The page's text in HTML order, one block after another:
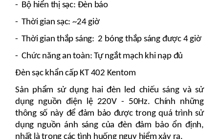
- Bộ hiển thị sạc: Đèn báo
- Thời gian sạc: ~24 giờ
- Thời gian thắp sáng: 2 bóng thắp sáng được 4 giờ
- Chức năng an toàn: Tự ngắt mạch khi nạp đủ
Đèn sạc khẩn cấp KT 402 Kentom
Sản phẩm sử dụng hai đèn led chiếu sáng và sử
dụng nguồn điện lệ 220V - 50Hz. Chính những
thông số này để đảm bảo được trong quá trình sử
dụng nguồn ánh sáng của đèn đảm bảo ổn định,
nhất là trong các tình huống nguy hiểm xảy ra.